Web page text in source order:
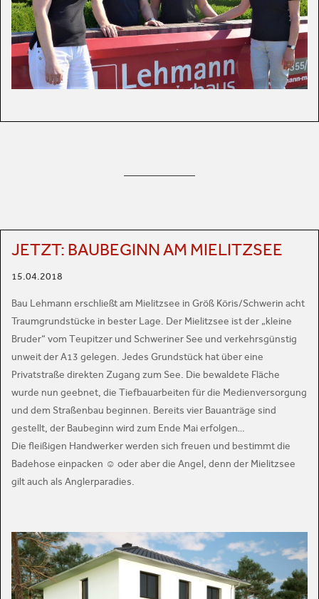
JETZT: BAUBEGINN AM MIELITZSEE
15.04.2018
Bau Lehmann erschließt am Mielitzsee in Größ Köris/Schwerin acht
Traumgrundstücke in bester Lage. Der Mielitzsee ist der „kleine
Bruder“ vom Teupitzer und Schweriner See und verkehrsgünstig
unweit der A13 gelegen. Jedes Grundstück hat über eine
Privatstraße direkten Zugang zum See. Die bewaldete Fläche
wurde nun geebnet, die Tiefbauarbeiten für die Medienversorgung
und dem Straßenbau beginnen. Bereits vier Bauanträge sind
gestellt, der Baubeginn wird zum Ende Mai erfolgen…
Die fleißigen Handwerker werden sich freuen und bestimmt die
Badehose einpacken ☺ oder aber die Angel, denn der Mielitzsee
gilt auch als Anglerparadies.